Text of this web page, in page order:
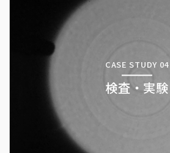
CASE STUDY 04
検査・実験